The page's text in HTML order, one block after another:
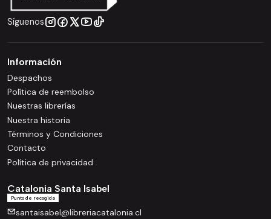
Síguenos
Información
Despachos
Política de reembolso
Nuestras librerías
Nuestra historia
Términos y Condiciones
Contacto
Política de privacidad
Catalonia Santa Isabel
Punto de recogida
santaisabel@libreriacatalonia.cl